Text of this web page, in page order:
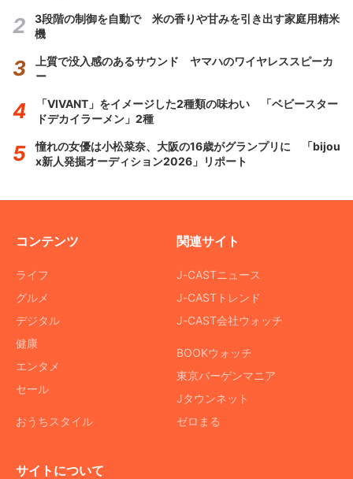
3段階の制御を自動で 米の香りや甘みを引き出す家庭用精米
機
上質で没入感のあるサウンド ヤマハのワイヤレススピーカ
ー
「VIVANT」をイメージした2種類の味わい 「ベビースター
ドデカイラーメン」2種
憧れの女優は小松菜奈、大阪の16歳がグランプリに 「bijou
x新人発掘オーディション2026」リポート
コンテンツ
ライフ
グルメ
デジタル
健康
エンタメ
セール
おうちスタイル
関連サイト
J-CASTニュース
J-CASTトレンド
J-CAST会社ウォッチ
BOOKウォッチ
東京バーゲンマニア
Jタウンネット
ゼロまる
サイトについて